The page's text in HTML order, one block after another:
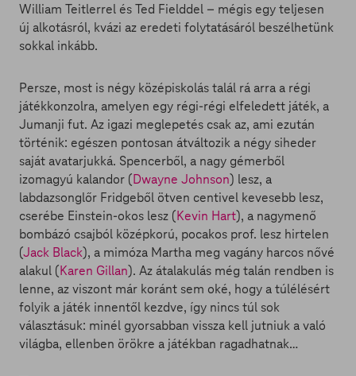
William Teitlerrel és Ted Fielddel – mégis egy teljesen
új alkotásról, kvázi az eredeti folytatásáról beszélhetünk
sokkal inkább.
Persze, most is négy középiskolás talál rá arra a régi
játékkonzolra, amelyen egy régi-régi elfeledett játék, a
Jumanji fut. Az igazi meglepetés csak az, ami ezután
történik: egészen pontosan átváltozik a négy siheder
saját avatarjukká. Spencerből, a nagy gémerből
izomagyú kalandor (Dwayne Johnson) lesz, a
labdazsonglőr Fridgeből ötven centivel kevesebb lesz,
cserébe Einstein-okos lesz (Kevin Hart), a nagymenő
bombázó csajból középkorú, pocakos prof. lesz hirtelen
(Jack Black), a mimóza Martha meg vagány harcos nővé
alakul (Karen Gillan). Az átalakulás még talán rendben is
lenne, az viszont már koránt sem oké, hogy a túlélésért
folyik a játék innentől kezdve, így nincs túl sok
választásuk: minél gyorsabban vissza kell jutniuk a való
világba, ellenben örökre a játékban ragadhatnak…